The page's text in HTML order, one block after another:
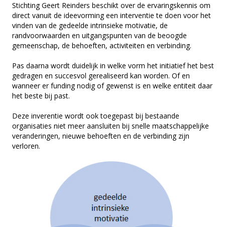
Stichting Geert Reinders beschikt over de ervaringskennis om
direct vanuit de ideevorming een interventie te doen voor het
vinden van de gedeelde intrinsieke motivatie, de
randvoorwaarden en uitgangspunten van de beoogde
gemeenschap, de behoeften, activiteiten en verbinding.
Pas daarna wordt duidelijk in welke vorm het initiatief het best
gedragen en succesvol gerealiseerd kan worden. Of en
wanneer er funding nodig of gewenst is en welke entiteit daar
het beste bij past.
Deze inverentie wordt ook toegepast bij bestaande
organisaties niet meer aansluiten bij snelle maatschappelijke
veranderingen, nieuwe behoeften en de verbinding zijn
verloren.